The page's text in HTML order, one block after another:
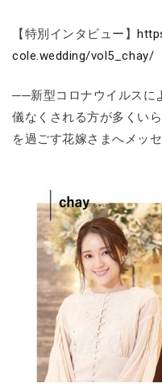
【特別インタビュー】
cole.wedding/vol5_chay/
──新型コロナウイルスに
儀なくされる方が多くい
を過ごす花嫁さまへメッ